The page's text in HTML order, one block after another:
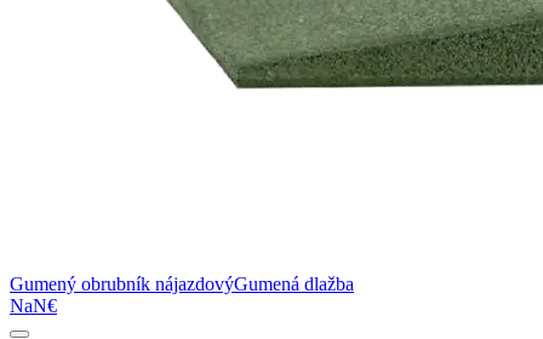
Gumený obrubník nájazdovýGumená dlažba
NaN€